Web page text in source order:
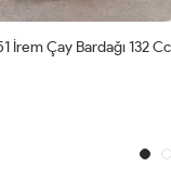
İrem Çay Bardağı 132 Cc